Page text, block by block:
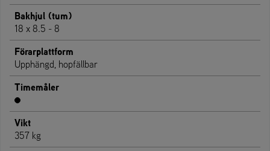
Bakhjul (tum)
18 x 8.5 - 8
Förarplattform
Upphängd, hopfällbar
Timemåler
Vikt
357 kg